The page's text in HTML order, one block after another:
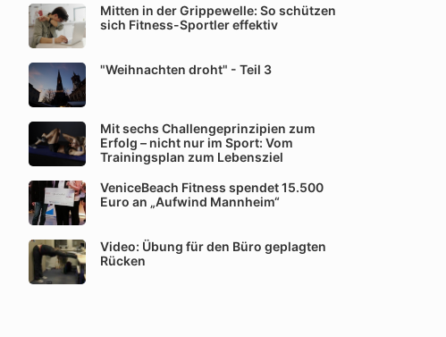
Mitten in der Grippewelle: So schützen
sich Fitness-Sportler effektiv
"Weihnachten droht" - Teil 3
Mit sechs Challengeprinzipien zum
Erfolg – nicht nur im Sport: Vom
Trainingsplan zum Lebensziel
VeniceBeach Fitness spendet 15.500
Euro an „Aufwind Mannheim“
Video: Übung für den Büro geplagten
Rücken